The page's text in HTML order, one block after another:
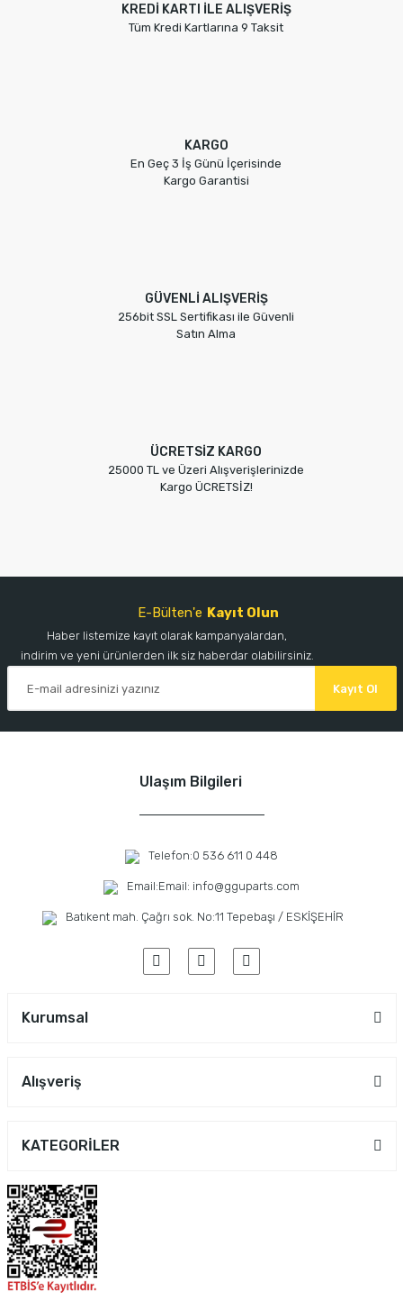
KREDİ KARTI İLE ALIŞVERİŞ
Tüm Kredi Kartlarına 9 Taksit
KARGO
En Geç 3 İş Günü İçerisinde
Kargo Garantisi
GÜVENLİ ALIŞVERİŞ
256bit SSL Sertifikası ile Güvenli
Satın Alma
ÜCRETSİZ KARGO
25000 TL ve Üzeri Alışverişlerinizde
Kargo ÜCRETSİZ!
E-Bülten'e Kayıt Olun
Haber listemize kayıt olarak kampanyalardan,
indirim ve yeni ürünlerden ilk siz haberdar olabilirsiniz.
Kayıt Ol
Ulaşım Bilgileri
Telefon:0 536 611 0 448
Email:Email: info@gguparts.com
Batıkent mah. Çağrı sok. No:11 Tepebaşı / ESKİŞEHİR
Kurumsal
Alışveriş
KATEGORİLER